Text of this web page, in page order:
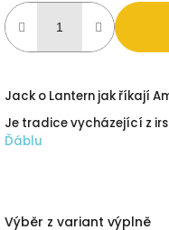
Jack o Lantern jak říkají
Je tradice vycházející z
Ďáblu
Výběr z variant výplně